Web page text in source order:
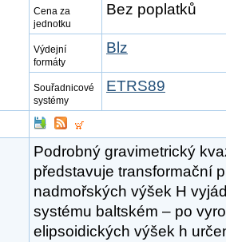
Cena za
jednotku
Bez poplatků
Výdejní
formáty
Blz
Souřadnicové
systémy
ETRS89
Podrobný gravimetrický
představuje transformační
nadmořských výšek H
systému baltském – po
elipsoidických výšek h